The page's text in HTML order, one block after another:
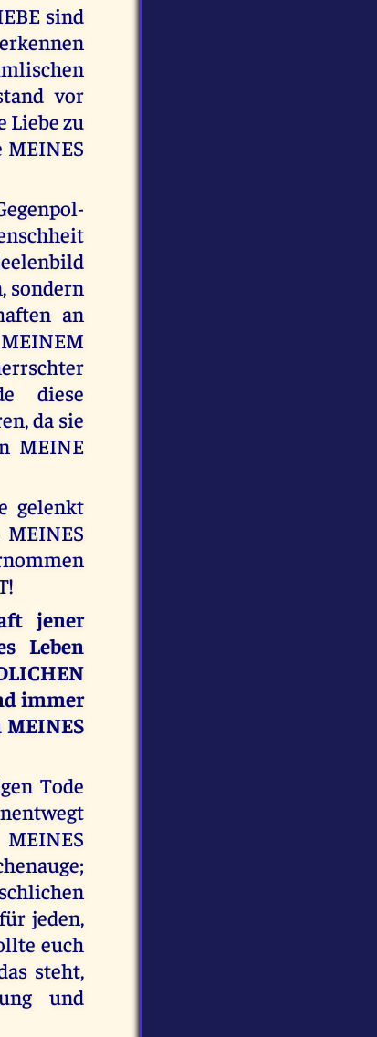
sind
vor
Liebe zu
sondern
an
diese
da sie
MEINE
gelenkt
jener
Leben
immer
Tode
jeden,
euch
steht,
und